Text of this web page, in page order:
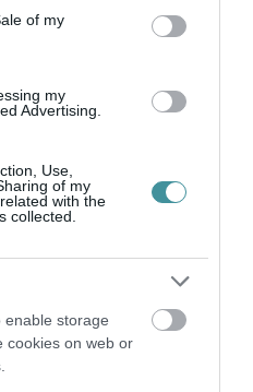
of my
my
Advertising.
Use,
of my
with the
collected.
enable storage
cookies on web or
JÖN A...
08|Mindenki ügye
LÁTVÁNYOSSÁGAI,
MEGNÉZNI
EGY HÓNAP IS LEHET, MIRE
ÚJRAINDUL A P...
07